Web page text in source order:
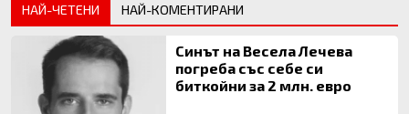
НАЙ-ЧЕТЕНИ НАЙ-КОМЕНТИРАНИ
Синът на Весела Лечева
погреба със себе си
биткойни за 2 млн. евро